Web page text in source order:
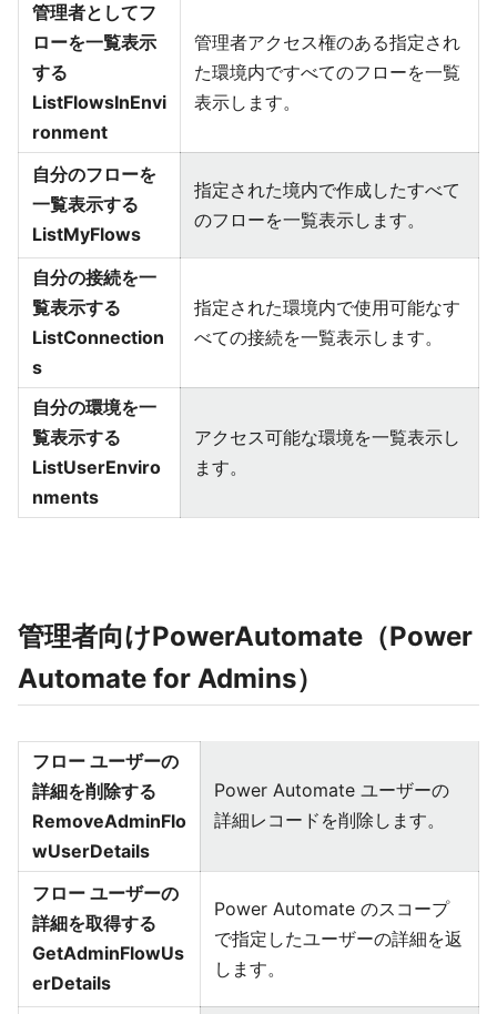
管理者としてフ
ローを一覧表示
する
ListFlowsInEnvi
ronment
管理者アクセス権のある指定され
た環境内ですべてのフローを一覧
表示します。
自分のフローを
一覧表示する
ListMyFlows
指定された境内で作成したすべて
のフローを一覧表示します。
自分の接続を一
覧表示する
ListConnection
s
指定された環境内で使用可能なす
べての接続を一覧表示します。
自分の環境を一
覧表示する
ListUserEnviro
nments
アクセス可能な環境を一覧表示し
ます。
管理者向けPowerAutomate（Power
Automate for Admins）
フロー ユーザーの
詳細を削除する
RemoveAdminFlo
wUserDetails
Power Automate ユーザーの
詳細レコードを削除します。
フロー ユーザーの
詳細を取得する
GetAdminFlowUs
erDetails
Power Automate のスコープ
で指定したユーザーの詳細を返
します。